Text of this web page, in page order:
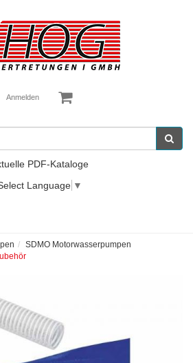
Anmelden
PDF-Kataloge
Language ▼
SDMO Motorwasserpumpen